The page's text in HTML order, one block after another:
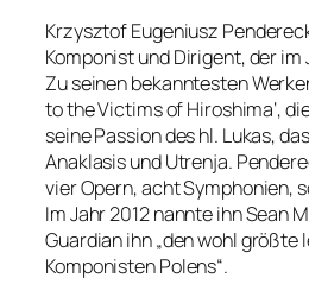
Krzysztof Eugeniusz
Komponist und Dirigent, der
Zu seinen bekanntesten
to the Victims of Hiroshima‘,
seine Passion des hl. Lukas,
Anaklasis und Utrenja.
vier Opern, acht Symphonien,
Im Jahr 2012 nannte ihn Sean
Guardian ihn „den wohl größte
Komponisten Polens“.